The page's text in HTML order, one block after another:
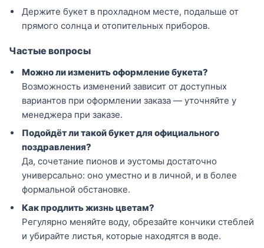
Держите букет в прохладном месте, подальше от
прямого солнца и отопительных приборов.
Частые вопросы
Можно ли изменить оформление букета?
Возможность изменений зависит от доступных
вариантов при оформлении заказа — уточняйте у
менеджера при заказе.
Подойдёт ли такой букет для официального
поздравления?
Да, сочетание пионов и эустомы достаточно
универсально: оно уместно и в личной, и в более
формальной обстановке.
Как продлить жизнь цветам?
Регулярно меняйте воду, обрезайте кончики стеблей
и убирайте листья, которые находятся в воде.